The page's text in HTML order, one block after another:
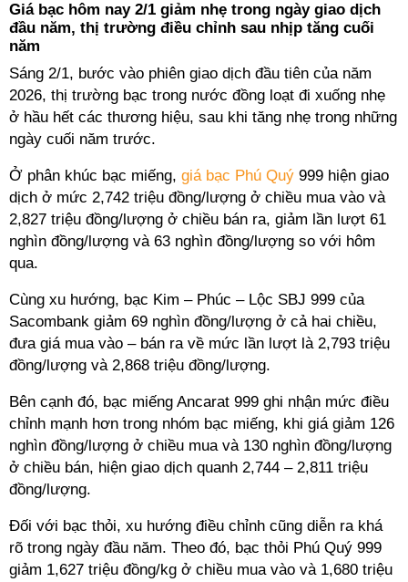
Giá bạc hôm nay 2/1 giảm nhẹ trong ngày giao dịch
đầu năm, thị trường điều chỉnh sau nhịp tăng cuối
năm
Sáng 2/1, bước vào phiên giao dịch đầu tiên của năm
2026, thị trường bạc trong nước đồng loạt đi xuống nhẹ
ở hầu hết các thương hiệu, sau khi tăng nhẹ trong những
ngày cuối năm trước.
Ở phân khúc bạc miếng, giá bạc Phú Quý 999 hiện giao
dịch ở mức 2,742 triệu đồng/lượng ở chiều mua vào và
2,827 triệu đồng/lượng ở chiều bán ra, giảm lần lượt 61
nghìn đồng/lượng và 63 nghìn đồng/lượng so với hôm
qua.
Cùng xu hướng, bạc Kim – Phúc – Lộc SBJ 999 của
Sacombank giảm 69 nghìn đồng/lượng ở cả hai chiều,
đưa giá mua vào – bán ra về mức lần lượt là 2,793 triệu
đồng/lượng và 2,868 triệu đồng/lượng.
Bên cạnh đó, bạc miếng Ancarat 999 ghi nhận mức điều
chỉnh mạnh hơn trong nhóm bạc miếng, khi giá giảm 126
nghìn đồng/lượng ở chiều mua và 130 nghìn đồng/lượng
ở chiều bán, hiện giao dịch quanh 2,744 – 2,811 triệu
đồng/lượng.
Đối với bạc thỏi, xu hướng điều chỉnh cũng diễn ra khá
rõ trong ngày đầu năm. Theo đó, bạc thỏi Phú Quý 999
giảm 1,627 triệu đồng/kg ở chiều mua vào và 1,680 triệu